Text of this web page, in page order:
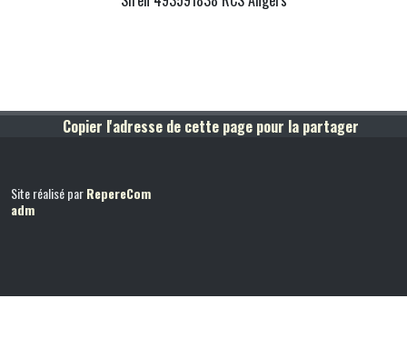
Copier l'adresse de cette page pour la partager
Site réalisé parRepereCom
adm